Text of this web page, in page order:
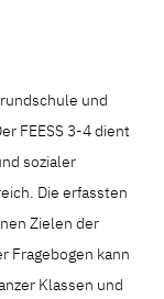
und
FEESS 3-4 dient
sozialer
Die erfassten
Zielen der
Fragebogen kann
Klassen und